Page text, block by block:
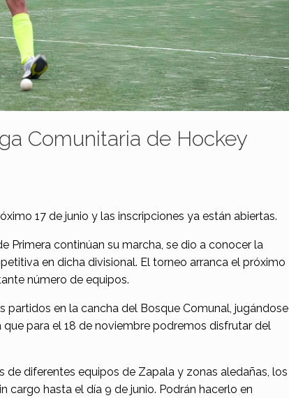
Comunitaria de Hockey
17 de junio y las inscripciones ya están abiertas.
Primera continúan su marcha, se dio a conocer la
en dicha divisional. El torneo arranca el próximo
número de equipos.
partidos en la cancha del Bosque Comunal, jugándose
para el 18 de noviembre podremos disfrutar del
de diferentes equipos de Zapala y zonas aledañas, los
cargo hasta el día 9 de junio. Podrán hacerlo en